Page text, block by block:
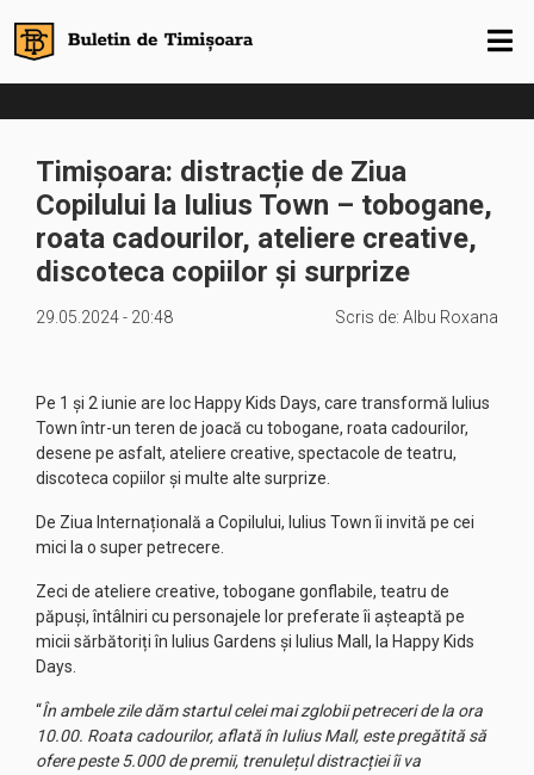
Timișoara: distracție de Ziua
Copilului la Iulius Town – tobogane,
roata cadourilor, ateliere creative,
discoteca copiilor și surprize
29.05.2024 - 20:48 Scris de: Albu Roxana
Pe 1 și 2 iunie are loc Happy Kids Days, care transformă Iulius
Town într-un teren de joacă cu tobogane, roata cadourilor,
desene pe asfalt, ateliere creative, spectacole de teatru,
discoteca copiilor și multe alte surprize.
De Ziua Internațională a Copilului, Iulius Town îi invită pe cei
mici la o super petrecere.
Zeci de ateliere creative, tobogane gonflabile, teatru de
păpuși, întâlniri cu personajele lor preferate îi așteaptă pe
micii sărbătoriți în Iulius Gardens și Iulius Mall, la Happy Kids
Days.
“În ambele zile dăm startul celei mai zglobii petreceri de la ora
10.00. Roata cadourilor, aflată în Iulius Mall, este pregătită să
ofere peste 5.000 de premii, trenulețul distracției îi va